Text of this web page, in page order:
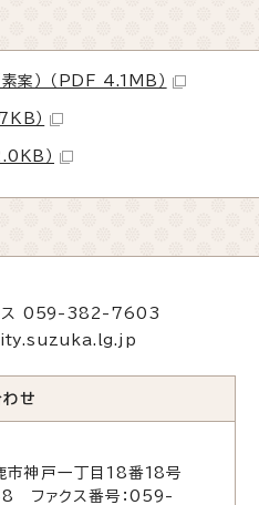
案） （PDF 4.1MB）
）
）
ス 059-382-7603
せ
神戸一丁目18番18号
ファクス番号：059-